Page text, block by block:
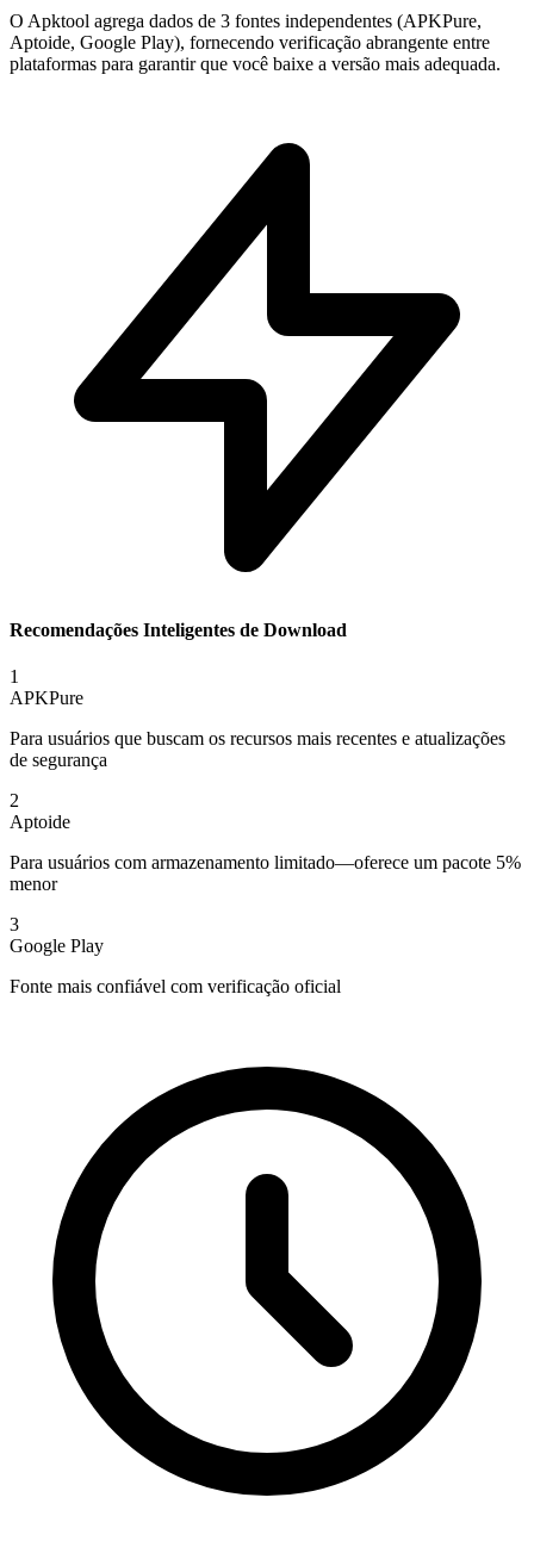
O Apktool agrega dados de 3 fontes independentes (APKPure,
Aptoide, Google Play), fornecendo verificação abrangente entre
plataformas para garantir que você baixe a versão mais adequada.
Recomendações Inteligentes de Download
1
APKPure
Para usuários que buscam os recursos mais recentes e atualizações
de segurança
2
Aptoide
Para usuários com armazenamento limitado—oferece um pacote 5%
menor
3
Google Play
Fonte mais confiável com verificação oficial